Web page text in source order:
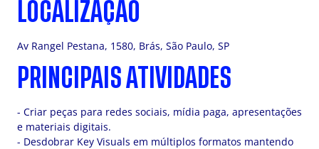
LOCALIZAÇÃO
Av Rangel Pestana, 1580, Brás, São Paulo, SP
PRINCIPAIS ATIVIDADES
- Criar peças para redes sociais, mídia paga, apresentações
e materiais digitais.
- Desdobrar Key Visuals em múltiplos formatos mantendo